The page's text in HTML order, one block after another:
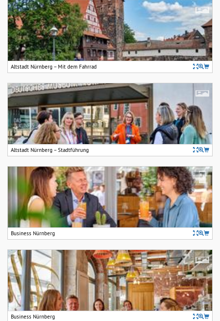
Altstadt Nürnberg – Mit dem Fahrrad
Altstadt Nürnberg – Stadtführung
Business Nürnberg
Business Nürnberg